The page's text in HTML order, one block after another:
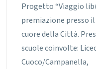
Progetto “Viaggio
premiazione presso
cuore della Città.
scuole coinvolte:
Cuoco/Campanella,